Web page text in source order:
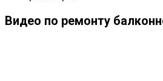
Видео по ремонту